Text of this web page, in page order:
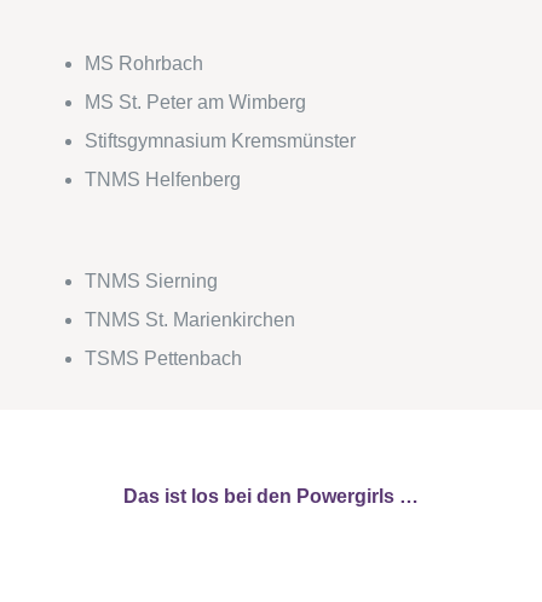
MS Rohrbach
MS St. Peter am Wimberg
Stiftsgymnasium Kremsmünster
TNMS Helfenberg
TNMS Sierning
TNMS St. Marienkirchen
TSMS Pettenbach
Das ist los bei den Powergirls …